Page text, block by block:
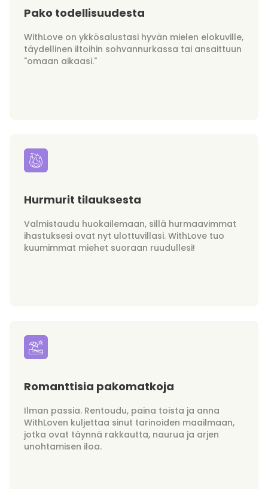
Pako todellisuudesta
WithLove on ykkösalustasi hyvän mielen elokuville,
täydellinen iltoihin sohvannurkassa tai ansaittuun
"omaan aikaasi."
Hurmurit tilauksesta
Valmistaudu huokailemaan, sillä hurmaavimmat
ihastuksesi ovat nyt ulottuvillasi. WithLove tuo
kuumimmat miehet suoraan ruudullesi!
Romanttisia pakomatkoja
Ilman passia. Rentoudu, paina toista ja anna
WithLoven kuljettaa sinut tarinoiden maailmaan,
jotka ovat täynnä rakkautta, naurua ja arjen
unohtamisen iloa.